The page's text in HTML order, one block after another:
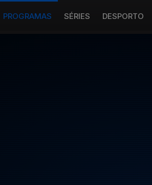
PROGRAMAS SÉRIES DESPORTO